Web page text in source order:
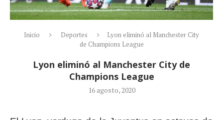
Inicio Deportes
Lyon eliminó al Manchester City
de Champions League
Lyon eliminó al Manchester City de
Champions League
16 agosto, 2020